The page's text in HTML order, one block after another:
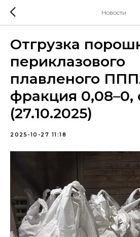
Новости
Отгрузка
периклазового
плавленого
фракция 0,08–0,
(27.10.2025)
2025-10-27 11:18